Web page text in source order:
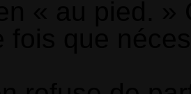
« au pied.
fois que